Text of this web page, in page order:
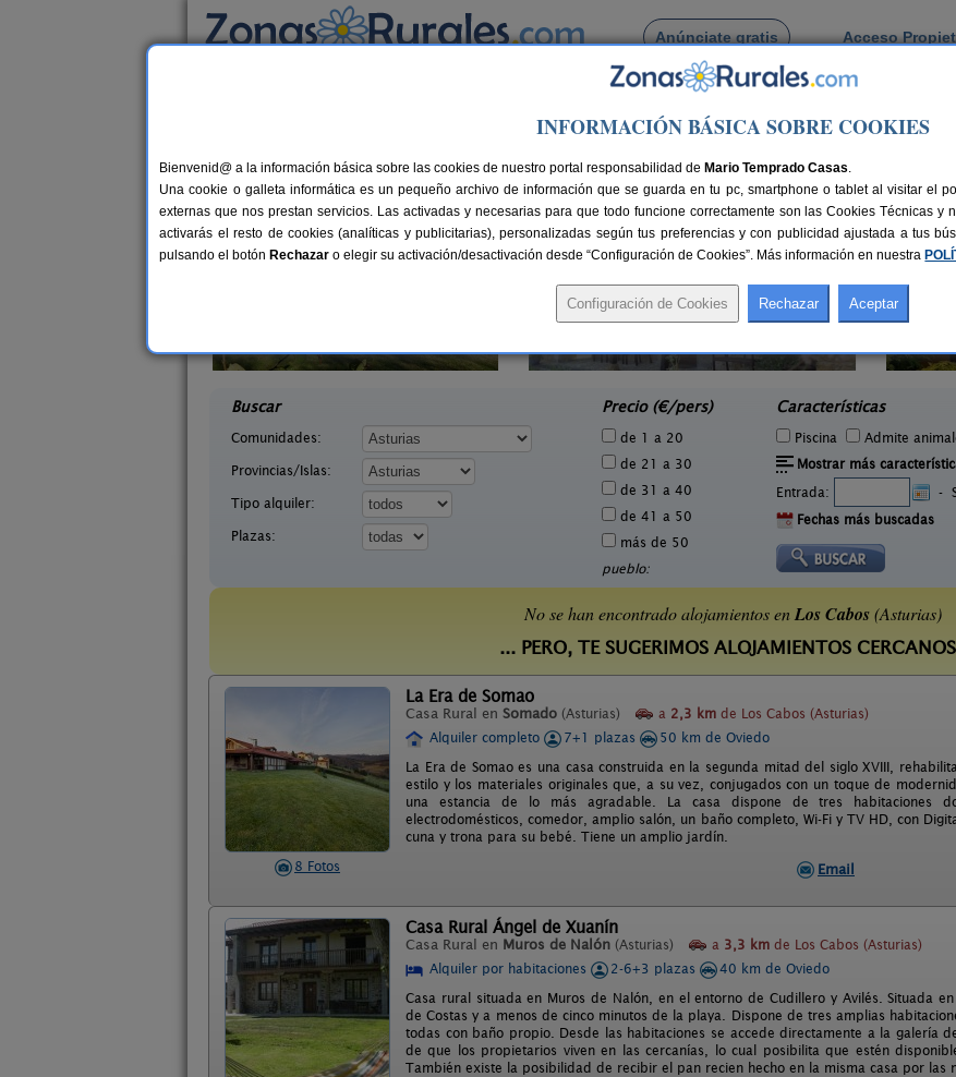
Anúnciate gratis Acceso
Busca por pueblo
Casas Rurales cerca de Los Cabos
18 €
El Acebo
Buscar
Comunidades:
Provincias/Islas:
Tipo alquiler:
Plazas:
Precio (€/pers)
de 1 a 20
de 21 a 30
de 31 a 40
de 41 a 50
más de 50
pueblo:
Características
Piscina Admite
Mostrar más
Entrada:
-
Fechas más buscadas
No se han encontrado alojamientos enLos Cabos(Asturias)
... PERO, TE SUGERIMOS ALOJAMIENTOS
8 Fotos
La Era de Somao
Casa Rural en Somado (Asturias) a 2,3 km de Los Cabos (Asturias)
Alquiler completo
7+1 plazas
50 km de Oviedo
La Era de Somao es una casa construida en la segunda mitad del siglo XVIII,
estilo y los materiales originales que, a su vez, conjugados con un toque de
una estancia de lo más agradable. La casa dispone de tres habitaciones
electrodomésticos, comedor, amplio salón, un baño completo, Wi-Fi y TV HD, con
cuna y trona para su bebé. Tiene un amplio jardín.
Email
Casa Rural Ángel de Xuanín
Casa Rural en Muros de Nalón (Asturias) a 3,3 km de Los Cabos (Asturias)
Alquiler por habitaciones
2-6+3 plazas
40 km de Oviedo
Casa rural situada en Muros de Nalón, en el entorno de Cudillero y Avilés. Situada
de Costas y a menos de cinco minutos de la playa. Dispone de tres amplias
todas con baño propio. Desde las habitaciones se accede directamente a la galería
de que los propietarios viven en las cercanías, lo cual posibilita que estén
También existe la posibilidad de recibir el pan recien hecho en la misma casa por las
INFORMACIÓN BÁSICA SOBRE COOKIES
Bienvenid@ a la información básica sobre las cookies de nuestro portal responsabilidad de Mario Temprado Casas.
Una cookie o galleta informática es un pequeño archivo de información que se guarda en tu pc, smartphone o tablet al visitar el
externas que nos prestan servicios. Las activadas y necesarias para que todo funcione correctamente son las Cookies Técnicas y
activarás el resto de cookies (analíticas y publicitarias), personalizadas según tus preferencias y con publicidad ajustada a tus
pulsando el botón Rechazar o elegir su activación/desactivación desde “Configuración de Cookies”. Más información en nuestra